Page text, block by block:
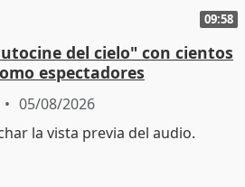
09:58
del cielo" con cientos
espectadores
05/08/2026